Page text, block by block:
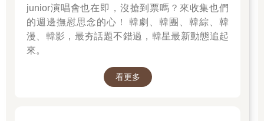
junior演唱會也在即，沒搶到票嗎？來收集也們
的週邊撫慰思念的心！ 韓劇、韓團、韓綜、韓
漫、韓影，最夯話題不錯過，韓星最新動態追起
來。
看更多